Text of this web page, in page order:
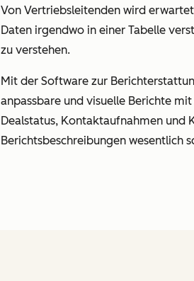
Von Vertriebsleitenden wird
Daten irgendwo in einer Tabelle
zu verstehen.
Mit der Software zur
anpassbare und visuelle Berichte
Dealstatus, Kontaktaufnahmen und
Berichtsbeschreibungen wesentlich